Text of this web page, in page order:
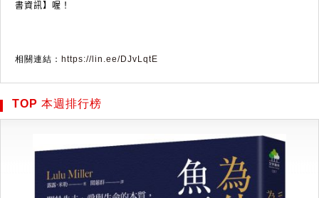
書資訊】喔！
相關連結： https://lin.ee/DJvLqtE
TOP 本週排行榜